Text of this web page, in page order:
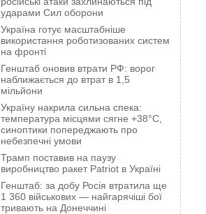
ударами Сил оборони
Україна готує масштабніше
використання роботизованих систем
на фронті
Генштаб оновив втрати РФ: ворог
наближається до втрат в 1,5
мільйони
Україну накрила сильна спека:
температура місцями сягне +38°C,
синоптики попереджають про
небезпечні умови
Трамп поставив на паузу
виробництво ракет Patriot в Україні
Генштаб: за добу Росія втратила ще
1 360 військових — найгарячіші бої
тривають на Донеччині